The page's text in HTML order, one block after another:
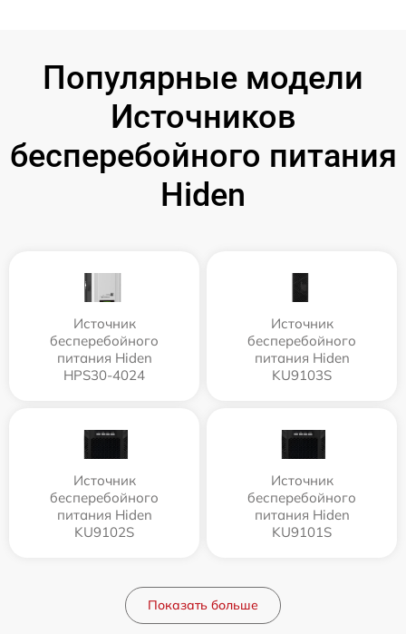
Популярные модели
Источников
бесперебойного питания
Hiden
Источник
бесперебойного
питания Hiden
HPS30-4024
Источник
бесперебойного
питания Hiden
KU9103S
Источник
бесперебойного
питания Hiden
KU9102S
Источник
бесперебойного
питания Hiden
KU9101S
Показать больше